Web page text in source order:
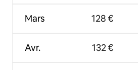
Mars
Avr.
128 €
132 €